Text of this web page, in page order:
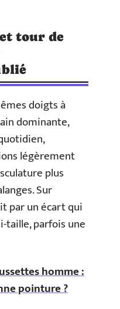
tour de
doigts à
dominante,
légèrement
plus
Sur
par un écart qui
parfois une
homme :
pointure ?